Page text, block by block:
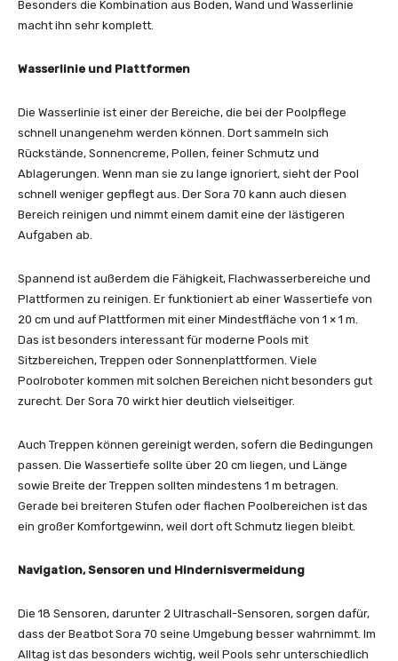
Besonders die Kombination aus Boden, Wand und Wasserlinie
macht ihn sehr komplett.
Wasserlinie und Plattformen
Die Wasserlinie ist einer der Bereiche, die bei der Poolpflege
schnell unangenehm werden können. Dort sammeln sich
Rückstände, Sonnencreme, Pollen, feiner Schmutz und
Ablagerungen. Wenn man sie zu lange ignoriert, sieht der Pool
schnell weniger gepflegt aus. Der Sora 70 kann auch diesen
Bereich reinigen und nimmt einem damit eine der lästigeren
Aufgaben ab.
Spannend ist außerdem die Fähigkeit, Flachwasserbereiche und
Plattformen zu reinigen. Er funktioniert ab einer Wassertiefe von
20 cm und auf Plattformen mit einer Mindestfläche von 1 × 1 m.
Das ist besonders interessant für moderne Pools mit
Sitzbereichen, Treppen oder Sonnenplattformen. Viele
Poolroboter kommen mit solchen Bereichen nicht besonders gut
zurecht. Der Sora 70 wirkt hier deutlich vielseitiger.
Auch Treppen können gereinigt werden, sofern die Bedingungen
passen. Die Wassertiefe sollte über 20 cm liegen, und Länge
sowie Breite der Treppen sollten mindestens 1 m betragen.
Gerade bei breiteren Stufen oder flachen Poolbereichen ist das
ein großer Komfortgewinn, weil dort oft Schmutz liegen bleibt.
Navigation, Sensoren und Hindernisvermeidung
Die 18 Sensoren, darunter 2 Ultraschall-Sensoren, sorgen dafür,
dass der Beatbot Sora 70 seine Umgebung besser wahrnimmt. Im
Alltag ist das besonders wichtig, weil Pools sehr unterschiedlich